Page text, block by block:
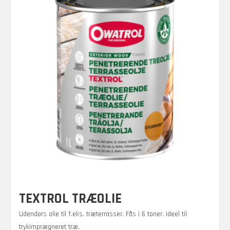
på
varesiden
TEXTROL TRÆOLIE
Udendørs olie til f.eks. træterrasser. Fås i 6 toner. Ideel til
trykimprægneret træ.